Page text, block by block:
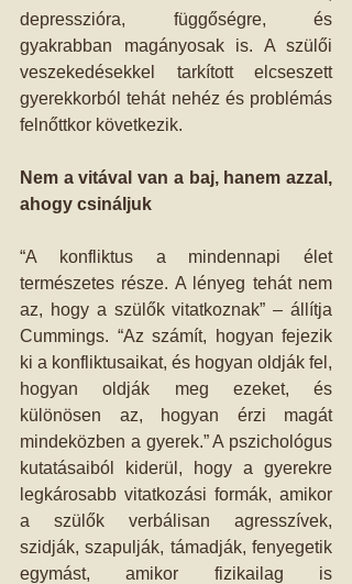
depresszióra, függőségre, és
gyakrabban magányosak is. A szülői
veszekedésekkel tarkított elcseszett
gyerekkorból tehát nehéz és problémás
felnőttkor következik.
Nem a vitával van a baj, hanem azzal,
ahogy csináljuk
“A konfliktus a mindennapi élet
természetes része. A lényeg tehát nem
az, hogy a szülők vitatkoznak” – állítja
Cummings. “Az számít, hogyan fejezik
ki a konfliktusaikat, és hogyan oldják fel,
hogyan oldják meg ezeket, és
különösen az, hogyan érzi magát
mindeközben a gyerek.” A pszichológus
kutatásaiból kiderül, hogy a gyerekre
legkárosabb vitatkozási formák, amikor
a szülők verbálisan agresszívek,
szidják, szapulják, támadják, fenyegetik
egymást, amikor fizikailag is